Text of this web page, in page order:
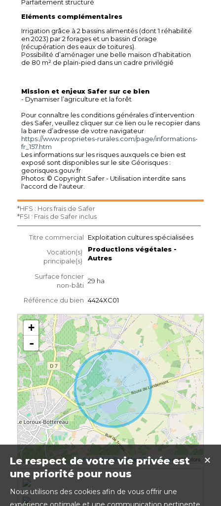
Parfaitement structuré
Eléments complémentaires
Irrigation grâce à 2 bassins alimentés (dont 1 réhabilité
en 2023) par 2 forages et un bassin d’orage
(récupération des eaux de toitures).
Possibilité d’aménager une belle maison d’habitation
de 80 m² de plain-pied dans un cadre privilégié
Mission et enjeux Safer sur ce bien
- Dynamiser l’agriculture et la forêt
Pour connaître les conditions générales d’intervention
des Safer, veuillez cliquer sur ce lien ou le recopier dans
la barre d’adresse de votre navigateur
https://www.proprietes-rurales.com/page/informations-
fr_157.htm
Les informations sur les risques auxquels ce bien est
exposé sont disponibles sur le site Géorisques :
georisques.gouv.fr
Photos: © Copyright Safer - Utilisation interdite sans
l'accord de l'auteur.
*HFS : Hors frais de Safer
*FSI : Frais de Safer inclus
Titre commercial
Exploitation cultures spécialisées
Vocation(s)
principale(s)
Productions végétales -
Autres
Surface foncier
non-bâti
29 ha
Référence du bien 4424XC01
+
-
Leaflet| ©OpenStreetMap|Foursquarecontributors ✕
Le respect de votre vie privée est
une priorité pour nous
Nous utilisons des cookies afin de vous offrir une